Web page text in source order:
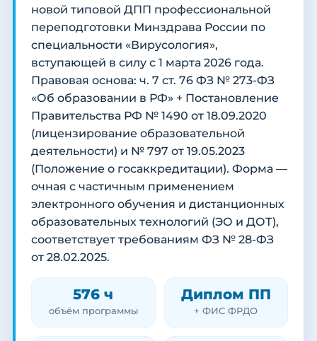
новой типовой ДПП профессиональной
переподготовки Минздрава России по
специальности «Вирусология»,
вступающей в силу с 1 марта 2026 года.
Правовая основа: ч. 7 ст. 76 ФЗ № 273-ФЗ
«Об образовании в РФ» + Постановление
Правительства РФ № 1490 от 18.09.2020
(лицензирование образовательной
деятельности) и № 797 от 19.05.2023
(Положение о госаккредитации). Форма —
очная с частичным применением
электронного обучения и дистанционных
образовательных технологий (ЭО и ДОТ),
соответствует требованиям ФЗ № 28-ФЗ
от 28.02.2025.
576 ч
объём программы
Диплом ПП
+ ФИС ФРДО